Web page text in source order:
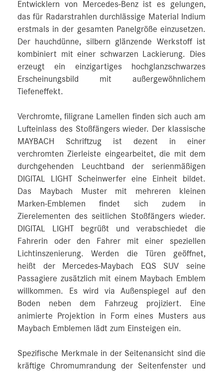
Entwicklern von Mercedes-Benz ist es gelungen,
das für Radarstrahlen durchlässige Material Indium
erstmals in der gesamten Panelgröße einzusetzen.
Der hauchdünne, silbern glänzende Werkstoff ist
kombiniert mit einer schwarzen Lackierung. Dies
erzeugt ein einzigartiges hochglanzschwarzes
Erscheinungsbild mit außergewöhnlichem
Tiefeneffekt.
Verchromte, filigrane Lamellen finden sich auch am
Lufteinlass des Stoßfängers wieder. Der klassische
MAYBACH Schriftzug ist dezent in einer
verchromten Zierleiste eingearbeitet, die mit dem
durchgehenden Leuchtband der serienmäßigen
DIGITAL LIGHT Scheinwerfer eine Einheit bildet.
Das Maybach Muster mit mehreren kleinen
Marken-Emblemen findet sich zudem in
Zierelementen des seitlichen Stoßfängers wieder.
DIGITAL LIGHT begrüßt und verabschiedet die
Fahrerin oder den Fahrer mit einer speziellen
Lichtinszenierung. Werden die Türen geöffnet,
heißt der Mercedes-Maybach EQS SUV seine
Passagiere zusätzlich mit einem Maybach Emblem
willkommen. Es wird via Außenspiegel auf den
Boden neben dem Fahrzeug projiziert. Eine
animierte Projektion in Form eines Musters aus
Maybach Emblemen lädt zum Einsteigen ein.
Spezifische Merkmale in der Seitenansicht sind die
kräftige Chromumrandung der Seitenfenster und